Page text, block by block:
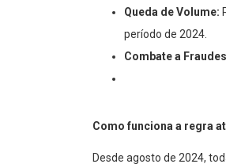
Queda de Volume:
período de 2024.
Combate a
Como funciona a regra
Desde agosto de 2024,